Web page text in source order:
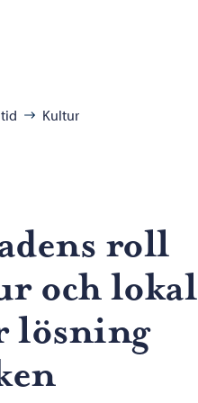
Kultur
roll
och lokal
lösning